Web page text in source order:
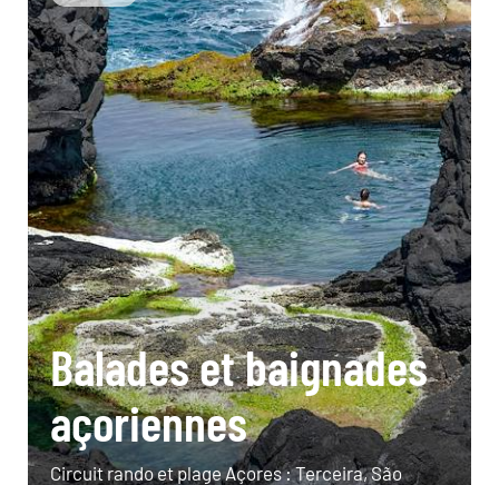
Balades et baignades
açoriennes
Circuit rando et plage Açores : Terceira, São